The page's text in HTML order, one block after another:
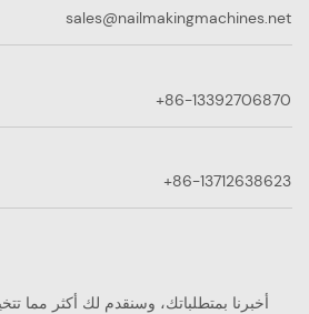
sales@nailmakingmachines.net
+86-13392706870
+86-13712638623
أخبرنا بمتطلباتك، وسنقدم لك أكثر مما